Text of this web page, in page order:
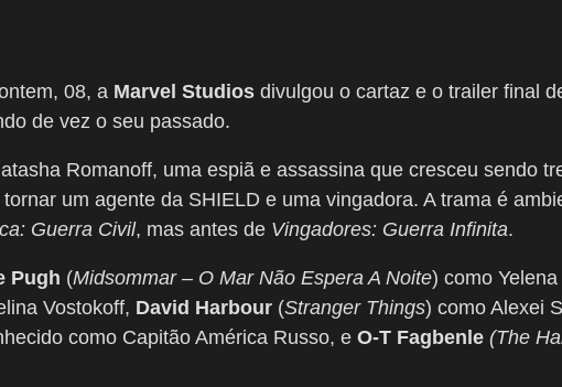
08, a Marvel Studios divulgou o cartaz e o trailer final
de vez o seu passado.
Romanoff, uma espiã e assassina que cresceu sendo
um agente da SHIELD e uma vingadora. A trama é
Guerra Civil, mas antes de Vingadores: Guerra Infinita.
Pugh (Midsommar – O Mar Não Espera A Noite) como
Vostokoff, David Harbour (Stranger Things) como Alexei
como Capitão América Russo, e O-T Fagbenle (The